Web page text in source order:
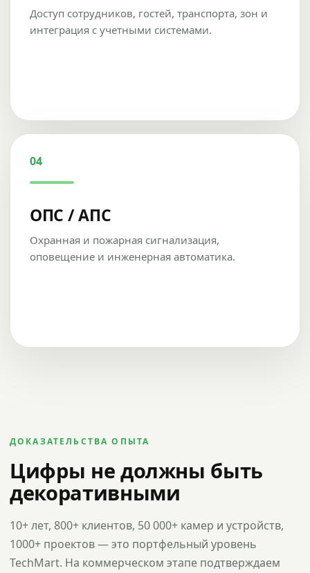
Доступ сотрудников, гостей, транспорта, зон и
интеграция с учетными системами.
04
ОПС / АПС
Охранная и пожарная сигнализация,
оповещение и инженерная автоматика.
ДОКАЗАТЕЛЬСТВА ОПЫТА
Цифры не должны быть
декоративными
10+ лет, 800+ клиентов, 50 000+ камер и устройств,
1000+ проектов — это портфельный уровень
TechMart. На коммерческом этапе подтверждаем